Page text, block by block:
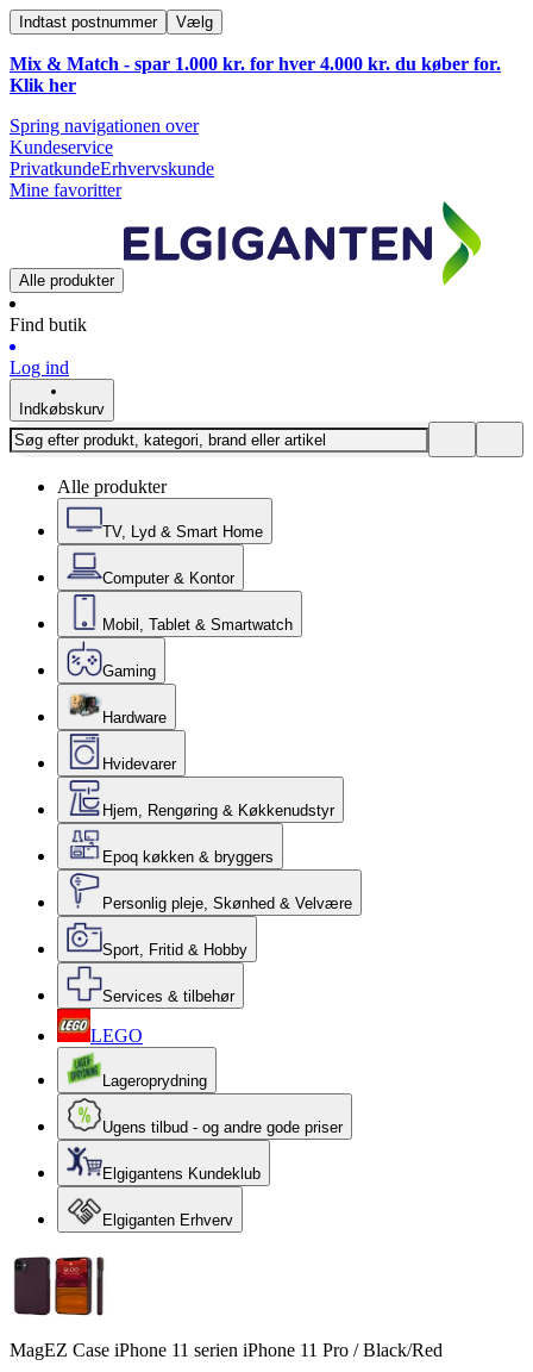
Indtast postnummer Vælg
Mix & Match - spar 1.000 kr. for hver 4.000 kr. du køber for.
Klik her
Spring navigationen over
Kundeservice
PrivatkundeErhvervskunde
Mine favoritter
Alle produkter
Find butik
Log ind
Indkøbskurv
Alle produkter
TV, Lyd & Smart Home
Computer & Kontor
Mobil, Tablet & Smartwatch
Gaming
Hardware
Hvidevarer
Hjem, Rengøring & Køkkenudstyr
Epoq køkken & bryggers
Personlig pleje, Skønhed & Velvære
Sport, Fritid & Hobby
Services & tilbehør
LEGO
Lageroprydning
Ugens tilbud - og andre gode priser
Elgigantens Kundeklub
Elgiganten Erhverv
MagEZ Case iPhone 11 serien iPhone 11 Pro / Black/Red